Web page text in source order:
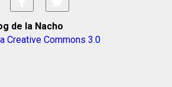
de la Nacho
Creative Commons 3.0